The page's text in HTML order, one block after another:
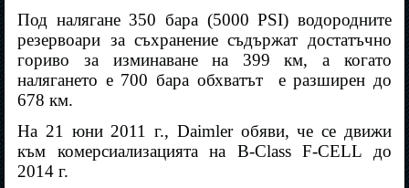
Под налягане 350 бара (5000 PSI) водородните
резервоари за съхранение съдържат достатъчно
гориво за изминаване на 399 км, а когато
налягането е 700 бара обхватът
е разширен до
678 км.
На 21 юни 2011 г., Daimler обяви, че се движи
към комерсиализацията на B-Class F-CELL до
2014 г.